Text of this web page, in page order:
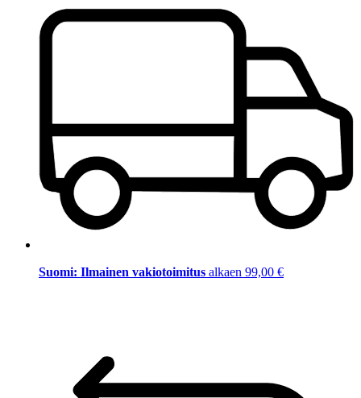
Suomi: Ilmainen vakiotoimitus alkaen 99,00 €